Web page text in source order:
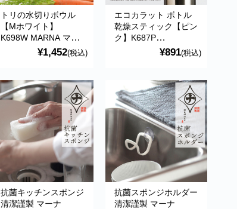
トリの水切りボウル
【Mホワイト】
K698W MARNA マー
¥1,452(税込)
エコカラット ボトル
乾燥スティック【ピン
ク】K687P
ECOCARAT 珪藻土の
約5倍の吸・放湿量 水
¥891(税込)
抗菌キッチンスポンジ
清潔謹製 マーナ
抗菌スポンジホルダー
清潔謹製 マーナ